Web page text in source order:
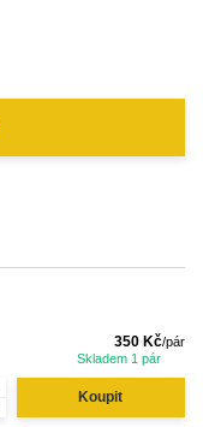
350 Kč/pár
Skladem 1 pár
Koupit